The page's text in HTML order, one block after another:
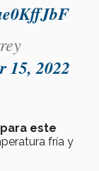
15, 2022
este
fría y